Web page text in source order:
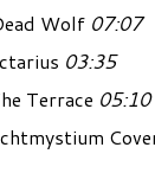
Wolf 07:07
03:35
Terrace 05:10